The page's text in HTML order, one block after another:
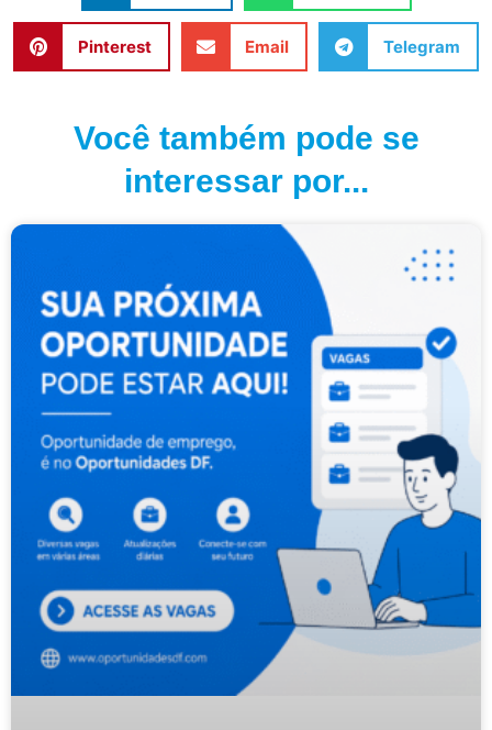
Pinterest Email Telegram
Você também pode se
interessar por...